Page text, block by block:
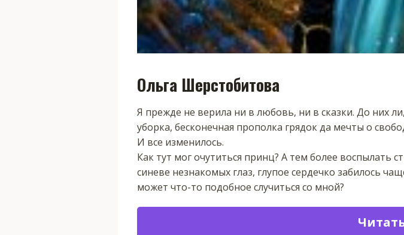
Ольга Шерстобитова
Я прежде не верила ни в любовь, ни в сказки. До них
уборка, бесконечная прополка грядок да мечты о
И все изменилось.
Как тут мог очутиться принц? А тем более воспылать
синеве незнакомых глаз, глупое сердечко забилось
может что-то подобное случиться со мной?